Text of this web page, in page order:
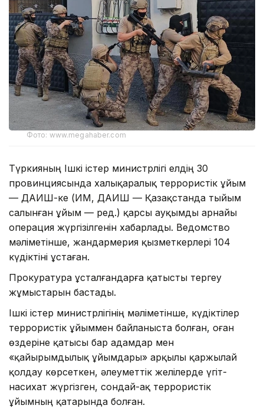
Фото: www.megahaber.com
Түркияның Ішкі істер министрлігі елдің 30
провинциясында халықаралық террористік ұйым
— ДАИШ-ке (ИМ, ДАИШ — Қазақстанда тыйым
салынған ұйым — ред.) қарсы ауқымды арнайы
операция жүргізілгенін хабарлады. Ведомство
мәліметінше, жандармерия қызметкерлері 104
күдіктіні ұстаған.
Прокуратура ұсталғандарға қатысты тергеу
жұмыстарын бастады.
Ішкі істер министрлігінің мәліметінше, күдіктілер
террористік ұйыммен байланыста болған, оған
өздеріне қатысы бар адамдар мен
«қайырымдылық ұйымдары» арқылы қаржылай
қолдау көрсеткен, әлеуметтік желілерде үгіт-
насихат жүргізген, сондай-ақ террористік
ұйымның қатарында болған.